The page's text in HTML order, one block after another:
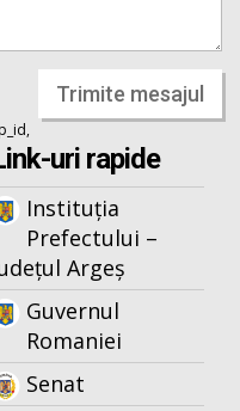
Trimite mesajul
uri rapide
Instituția
Prefectului –
Argeș
Guvernul
Romaniei
Senat